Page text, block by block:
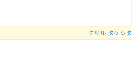
グリル タケシタ